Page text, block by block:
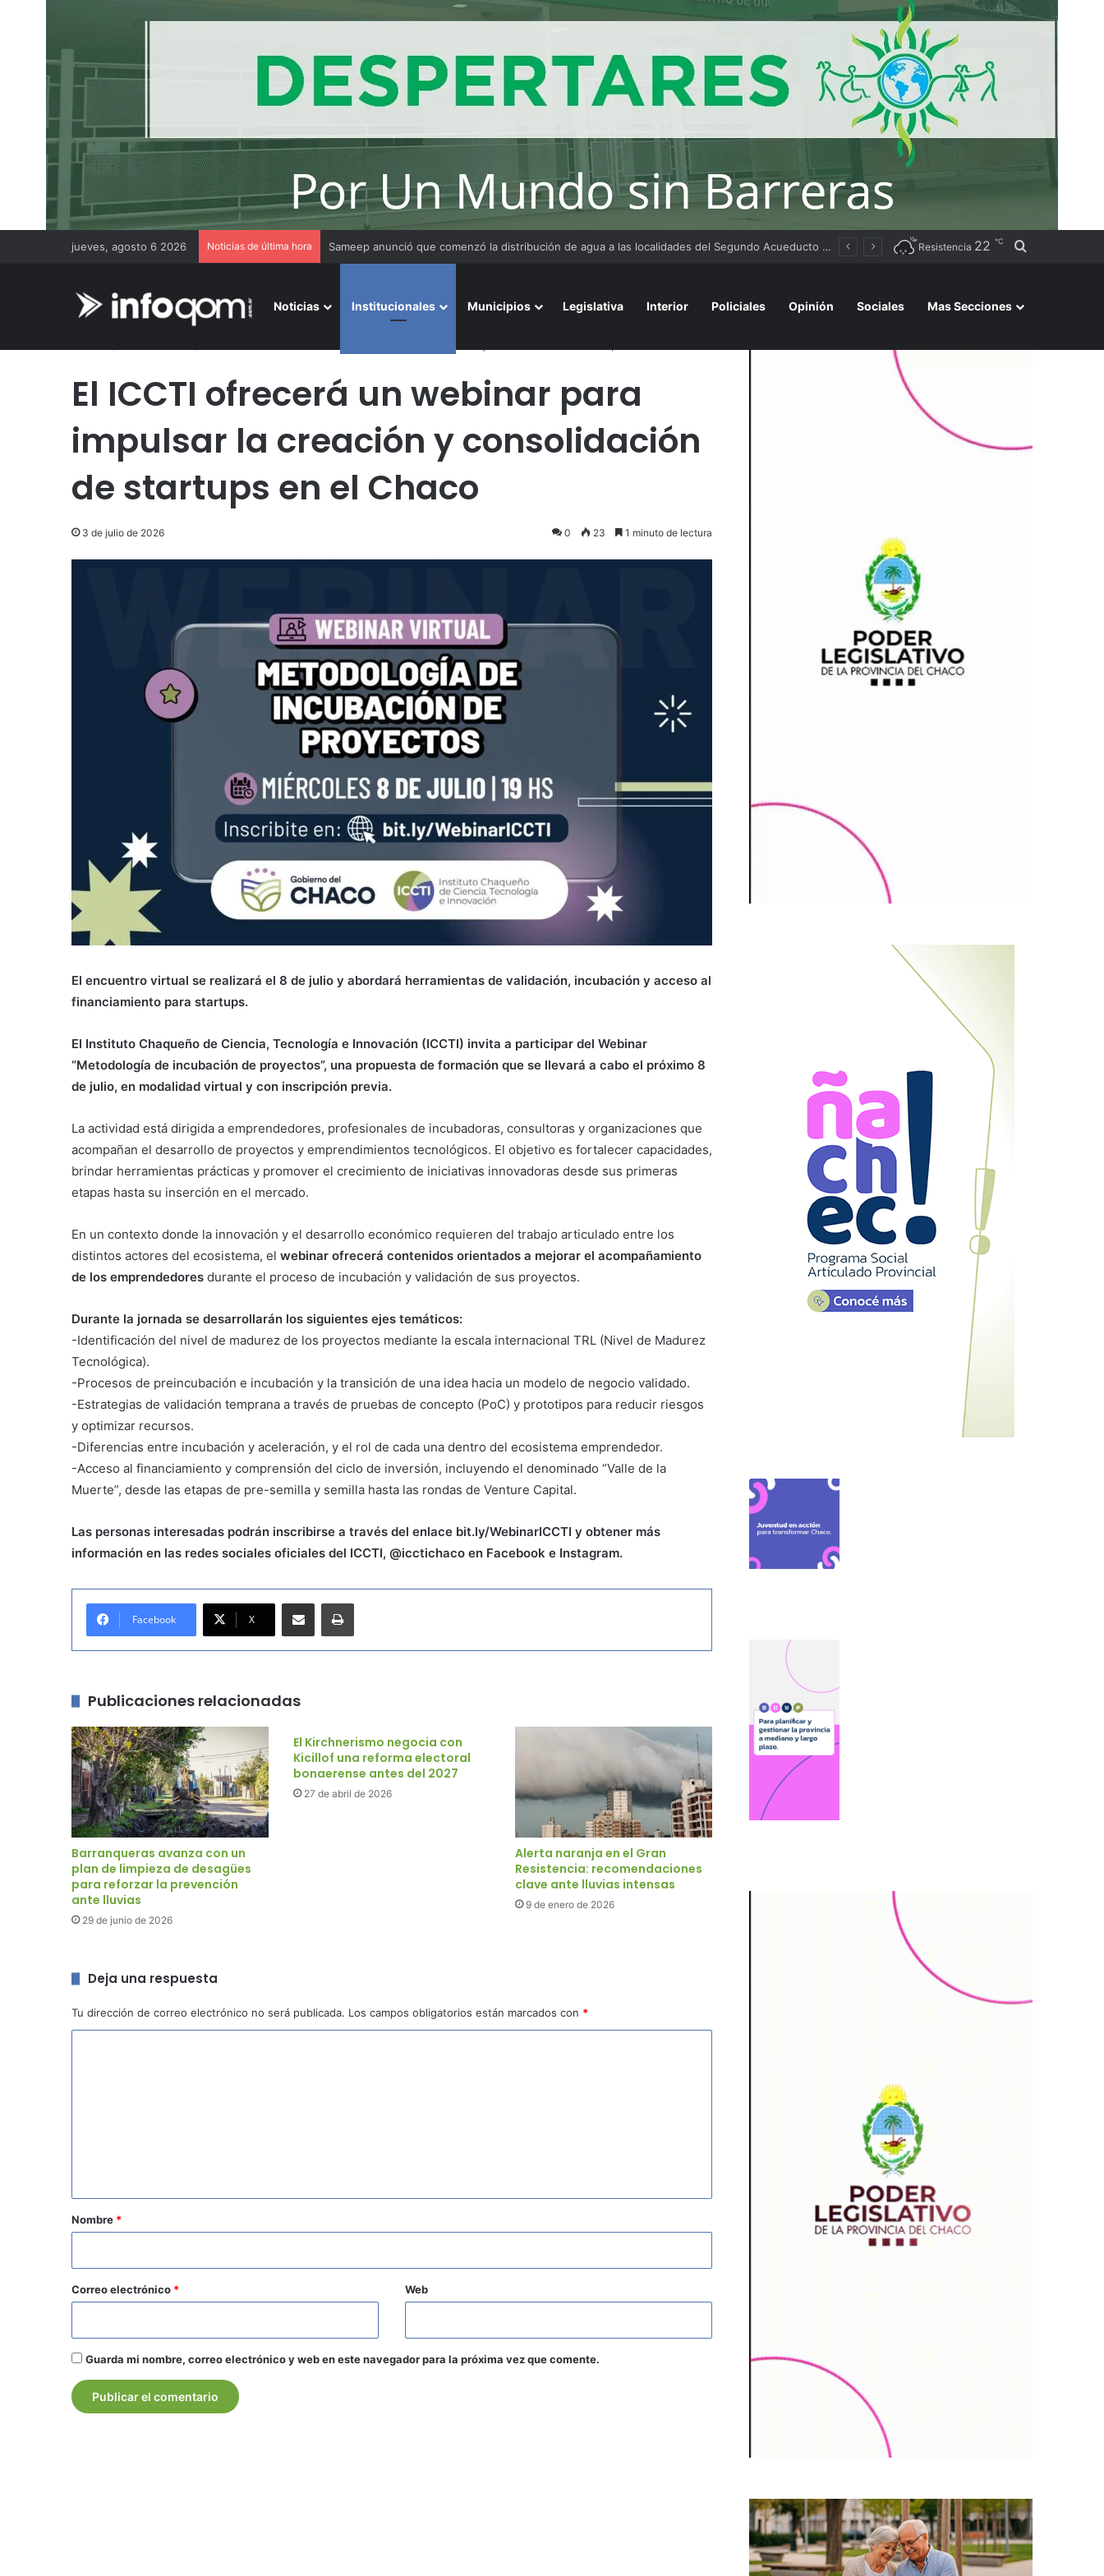
jueves, agosto 6 2026 Noticias de última hora Gremios y organizaciones sostienen la marcha pese a los cambios en la Ley de Tierras Resistencia 22 ℃ Buscar por
Noticias Institucionales Municipios Legislativa Interior Policiales Opinión Sociales Mas Secciones
El ICCTI ofrecerá un webinar para
impulsar la creación y consolidación
de startups en el Chaco
3 de julio de 2026 0 23 1 minuto de lectura
El encuentro virtual se realizará el 8 de julio y abordará herramientas de validación, incubación y acceso al
financiamiento para startups.
El Instituto Chaqueño de Ciencia, Tecnología e Innovación (ICCTI) invita a participar del Webinar
“Metodología de incubación de proyectos”, una propuesta de formación que se llevará a cabo el próximo 8
de julio, en modalidad virtual y con inscripción previa.
La actividad está dirigida a emprendedores, profesionales de incubadoras, consultoras y organizaciones que
acompañan el desarrollo de proyectos y emprendimientos tecnológicos. El objetivo es fortalecer capacidades,
brindar herramientas prácticas y promover el crecimiento de iniciativas innovadoras desde sus primeras
etapas hasta su inserción en el mercado.
En un contexto donde la innovación y el desarrollo económico requieren del trabajo articulado entre los
distintos actores del ecosistema, el webinar ofrecerá contenidos orientados a mejorar el acompañamiento
de los emprendedores durante el proceso de incubación y validación de sus proyectos.
Durante la jornada se desarrollarán los siguientes ejes temáticos:
-Identificación del nivel de madurez de los proyectos mediante la escala internacional TRL (Nivel de Madurez
Tecnológica).
-Procesos de preincubación e incubación y la transición de una idea hacia un modelo de negocio validado.
-Estrategias de validación temprana a través de pruebas de concepto (PoC) y prototipos para reducir riesgos
y optimizar recursos.
-Diferencias entre incubación y aceleración, y el rol de cada una dentro del ecosistema emprendedor.
-Acceso al financiamiento y comprensión del ciclo de inversión, incluyendo el denominado “Valle de la
Muerte”, desde las etapas de pre-semilla y semilla hasta las rondas de Venture Capital.
Las personas interesadas podrán inscribirse a través del enlace bit.ly/WebinarICCTI y obtener más
información en las redes sociales oficiales del ICCTI, @icctichaco en Facebook e Instagram.
Facebook X
Publicaciones relacionadas
Barranqueras avanza con un
plan de limpieza de desagües
para reforzar la prevención
ante lluvias
29 de junio de 2026
El Kirchnerismo negocia con
Kicillof una reforma electoral
bonaerense antes del 2027
27 de abril de 2026
Alerta naranja en el Gran
Resistencia: recomendaciones
clave ante lluvias intensas
9 de enero de 2026
Deja una respuesta
Tu dirección de correo electrónico no será publicada. Los campos obligatorios están marcados con *
r
o
*
Nombre *
Correo electrónico * Web
Guarda mi nombre, correo electrónico y web en este navegador para la próxima vez que comente.